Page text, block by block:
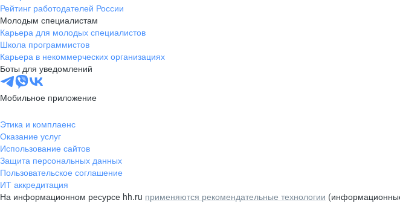
Рейтинг работодателей России
Молодым специалистам
Карьера для молодых специалистов
Школа программистов
Карьера в некоммерческих организациях
Боты для уведомлений
Мобильное приложение
Этика и комплаенс
Оказание услуг
Использование сайтов
Защита персональных данных
Пользовательское соглашение
ИТ аккредитация
На информационном ресурсе hh.ru применяются рекомендательные технологии